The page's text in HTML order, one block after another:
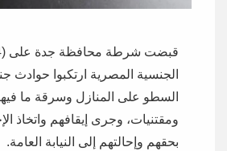
الجنسية المصرية ارتكبوا حوادث
السطو على المنازل وسرقة ما
ومقتنيات، وجرى إيقافهم واتخاذ
بحقهم وإحالتهم إلى النيابة العامة.